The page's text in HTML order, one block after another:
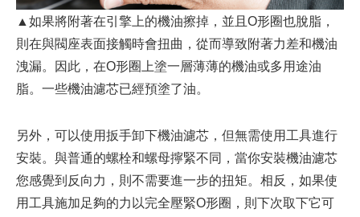
▲如果將附著在引擎上的機油擦掉，並且O形圈也脫脂，
則在與閥座表面接觸時會扭曲，從而導致附著力差和機油
洩漏。因此，在O形圈上塗一層薄薄的機油或多用途油
脂。一些機油濾芯已經預塗了油。
另外，可以使用扳手卸下機油濾芯，但無需使用工具進行
安裝。與普通的螺栓和螺母擰緊不同，當你安裝機油濾芯
您感覺到反向力，則不需要進一步的扭矩。相反，如果使
用工具施加足夠的力以完全壓緊O形圈，則下次取下它可